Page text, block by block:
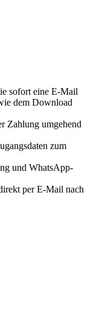
sofort eine E-Mail
dem Download
Zahlung umgehend
zum
und WhatsApp-
per E-Mail nach